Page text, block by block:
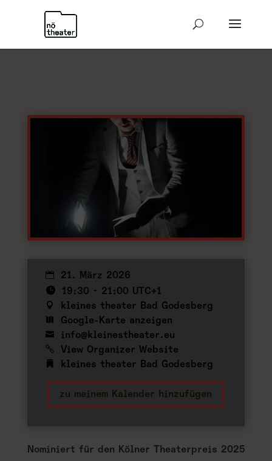
21. März 2026
19:30 - 21:00 UTC+1
kleines theater Bad Godesberg
Google-Karte anzeigen
info@kleinestheater.eu
View Organizer Website
kleines theater Bad Godesberg
zu meinem Kalender hinzufügen
Nominiert für den Kölner Theaterpreis 2025